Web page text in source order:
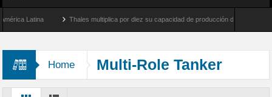
Latina Thales multiplica por diez su capacidad de producción de radares en
Home
Multi-Role Tanker
Transport